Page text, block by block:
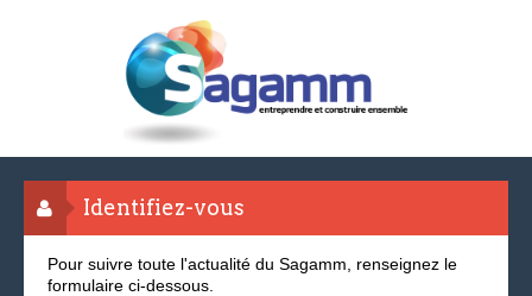
Identifiez-vous
Pour suivre toute l'actualité du Sagamm, renseignez le
formulaire ci-dessous.